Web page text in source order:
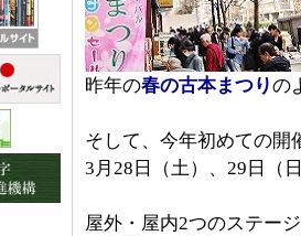
昨年の春の古本まつりの
そして、今年初めての開
3月28日（土）、29日（
屋外・屋内2つのステー